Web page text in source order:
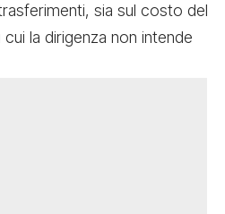
sia sul costo del
la dirigenza non intende